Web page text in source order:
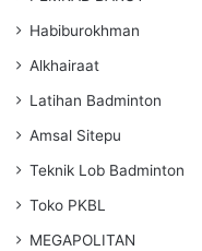
Habiburokhman
Alkhairaat
Latihan Badminton
Amsal Sitepu
Teknik Lob Badminton
Toko PKBL
MEGAPOLITAN